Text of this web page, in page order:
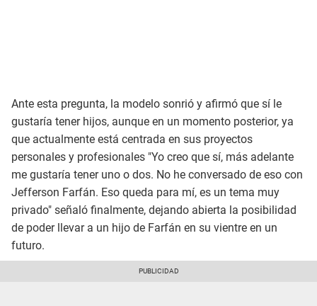
Ante esta pregunta, la modelo sonrió y afirmó que sí le
gustaría tener hijos, aunque en un momento posterior, ya
que actualmente está centrada en sus proyectos
personales y profesionales "Yo creo que sí, más adelante
me gustaría tener uno o dos. No he conversado de eso con
Jefferson Farfán. Eso queda para mí, es un tema muy
privado" señaló finalmente, dejando abierta la posibilidad
de poder llevar a un hijo de Farfán en su vientre en un
futuro.